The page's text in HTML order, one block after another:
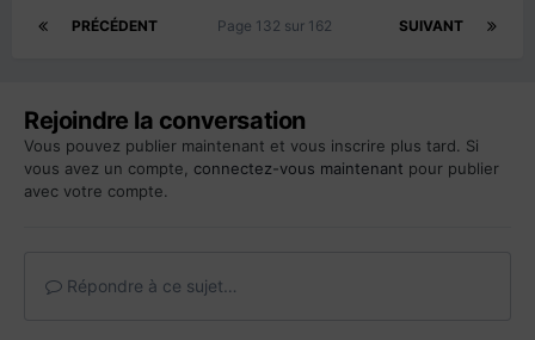
PRÉCÉDENT SUIVANT
Page 132 sur 162
Rejoindre la conversation
Vous pouvez publier maintenant et vous inscrire plus tard. Si
vous avez un compte, connectez-vous maintenant pour publier
avec votre compte.
Répondre à ce sujet…